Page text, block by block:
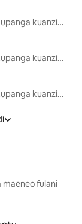
Nyumba za kupanga kuanzia mwezi mmoja
Nyumba za kupanga kuanzia mwezi mmoja
Nyumba za kupanga kuanzia mwezi mmoja
maeneo fulani